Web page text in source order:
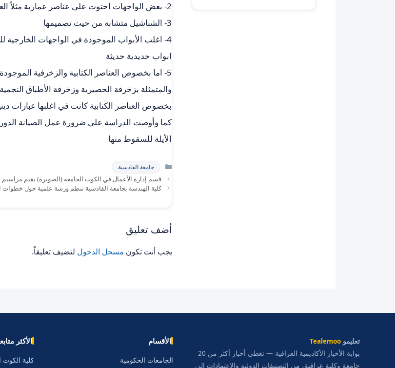
2- بعض الواجهات احتوت على عناصر عمارية مثلاً العقود والنوافذ و الشناشيل و الأبواب
3- الشناشيل متشابة من حيث تصميمها
4- اغلب الأبواب الموجودة في الواجهات
ابواب حديدية حديثة
5- اما بخصوص العناصر الكتابية والزخرفية
والمتمثلة بزخرفة الحصيرية وزخرفة الأطباق
بخصوص العناصر الكتابية كانت في اغلبها عبارات
كما وأوصت الدراسة على ضرورة عمل الصيانة
الأيلة للسقوط منها
التصنيفات
جامعة القادسية
قسم إدارة الأعمال في الكوت الجامعة (الصويرة) يقيم مراسيم
كلية الهندسة بجامعة القادسية تنظم ورشة علمية حول خطوات
أضف تعليق
يجب أنت تكون مسجل الدخول لتضيف تعليقاً.
تعليمو Tealemoo
بوابة الأخبار الأكاديمية العراقية — نغطي أخبار أكثر من 20
جامعة وكلية عراقية، من التصنيفات الدولية والاعتمادات إلى
الأقسام
الجامعات الحكومية
الأكثر
كلية الكوت